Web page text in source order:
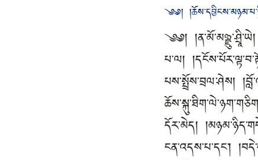
༄༅།
༄༅།
པ་ལ།
པས་སྤྲོས་བྲལ་ཤེས།
དོར་མེད།
ངན་འདས་པ་དང་།